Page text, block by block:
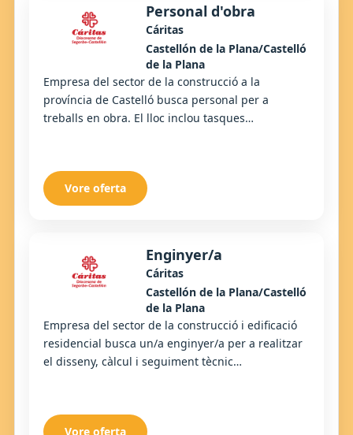
Personal d'obra
Cáritas
Castellón de la Plana/Castelló
de la Plana
Empresa del sector de la construcció a la
província de Castelló busca personal per a
treballs en obra. El lloc inclou tasques
Vore oferta
Enginyer/a
Cáritas
Castellón de la Plana/Castelló
de la Plana
Empresa del sector de la construcció i edificació
residencial busca un/a enginyer/a per a realitzar
el disseny, càlcul i seguiment tècnic
Vore oferta